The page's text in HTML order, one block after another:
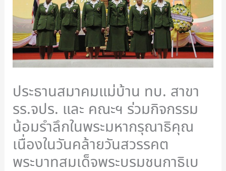
ประธานสมาคมแม่บ้าน ทบ. สาขา
รร.จปร. และ คณะฯ ร่วมกิจกรรม
น้อมรำลึกในพระมหากรุณาธิคุณ
เนื่องในวันคล้ายวันสวรรคต
พระบาทสมเด็จพระบรมชนกาธิเบ